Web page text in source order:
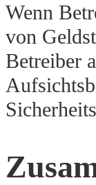
Wenn
von
Betreiber